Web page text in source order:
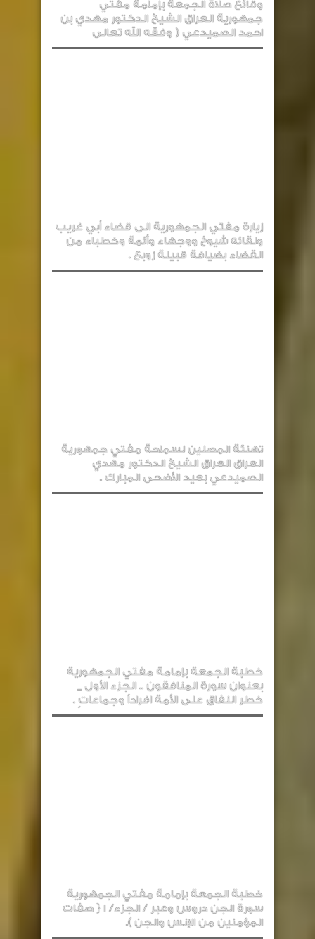
وقائع صلاة الجمعة بإمامة مفتي
جمهورية العراق الشيخ الدكتور مهدي بن
احمد الصميدعي ( وفقه الله تعالى
زيارة مفتي الجمهورية الى قضاء أبي غريب
ولقائه شيوخ ووجهاء وأئمة وخطباء من
القضاء بضيافة قبيلة زوبع .
تهنئة المصلين لسماحة مفتي جمهورية
العراق العراق الشيخ الدكتور مهدي
الصميدعي بعيد الأضحى المبارك .
خطبة الجمعة بإمامة مفتي الجمهورية
بعنوان سورة المنافقون .. الجزء الأول _
خطر النفاق على الأمة افراداً وجماعاتٍ .
خطبة الجمعة بإمامة مفتي الجمهورية
سورة الجن دروس وعبر / الجزء/ 1 { صفات
المؤمنين من الإنس والجن ).